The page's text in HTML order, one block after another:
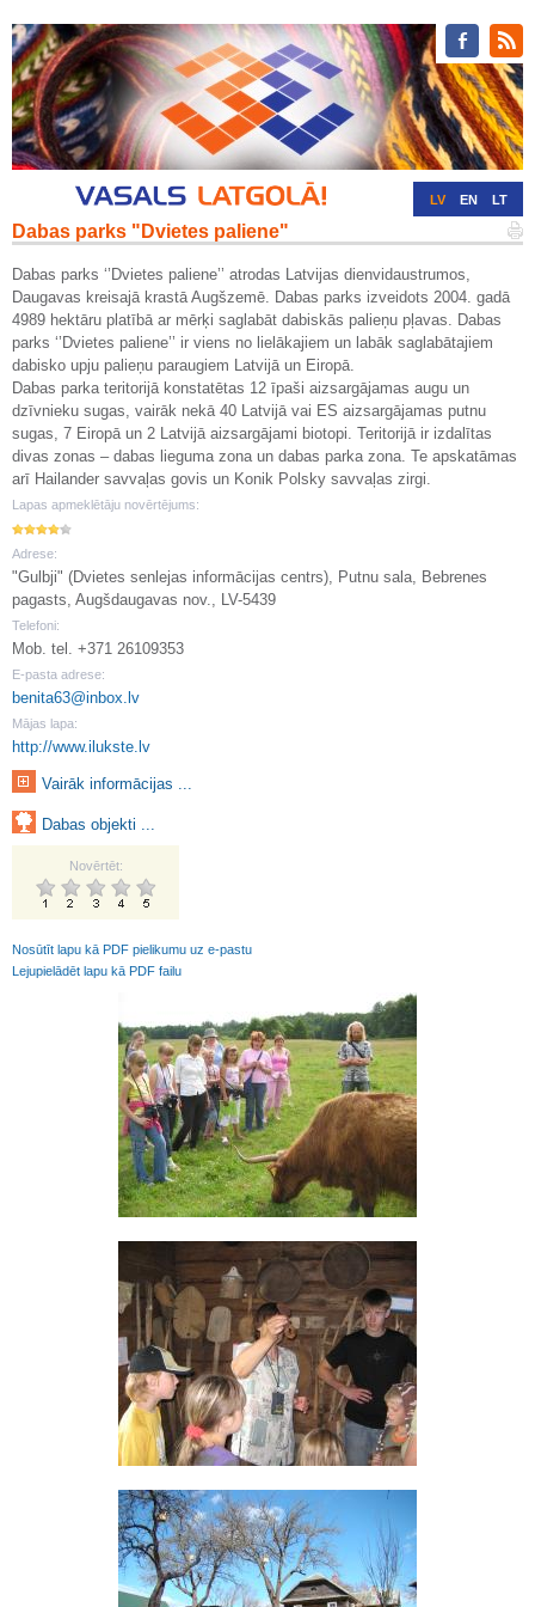
LV EN LT
Dabas parks "Dvietes paliene"
Dabas parks ‘’Dvietes paliene’’ atrodas Latvijas dienvidaustrumos,
Daugavas kreisajā krastā Augšzemē. Dabas parks izveidots 2004. gadā
4989 hektāru platībā ar mērķi saglabāt dabiskās palieņu pļavas. Dabas
parks ‘’Dvietes paliene’’ ir viens no lielākajiem un labāk saglabātajiem
dabisko upju palieņu paraugiem Latvijā un Eiropā.
Dabas parka teritorijā konstatētas 12 īpaši aizsargājamas augu un
dzīvnieku sugas, vairāk nekā 40 Latvijā vai ES aizsargājamas putnu
sugas, 7 Eiropā un 2 Latvijā aizsargājami biotopi. Teritorijā ir izdalītas
divas zonas – dabas lieguma zona un dabas parka zona. Te apskatāmas
arī Hailander savvaļas govis un Konik Polsky savvaļas zirgi.
Lapas apmeklētāju novērtējums:
Adrese:
"Gulbji" (Dvietes senlejas informācijas centrs), Putnu sala, Bebrenes
pagasts, Augšdaugavas nov., LV-5439
Telefoni:
Mob. tel. +371 26109353
E-pasta adrese:
benita63@inbox.lv
Mājas lapa:
http://www.ilukste.lv
Vairāk informācijas ...
Dabas objekti ...
Novērtēt:
Nosūtīt lapu kā PDF pielikumu uz e-pastu
Lejupielādēt lapu kā PDF failu